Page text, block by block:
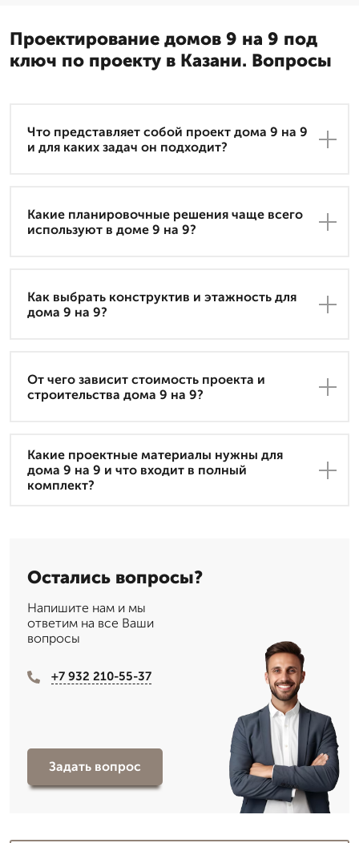
Проектирование домов 9 на 9 под
ключ по проекту в Казани. Вопросы
Что представляет собой проект дома 9 на 9
и для каких задач он подходит?
Какие планировочные решения чаще всего
используют в доме 9 на 9?
Как выбрать конструктив и этажность для
дома 9 на 9?
От чего зависит стоимость проекта и
строительства дома 9 на 9?
Какие проектные материалы нужны для
дома 9 на 9 и что входит в полный
комплект?
Остались вопросы?
Напишите нам и мы
ответим на все Ваши
вопросы
+7 932 210-55-37
Задать вопрос